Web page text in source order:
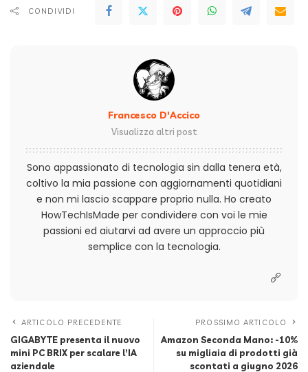
CONDIVIDI
Francesco D'Accico
Visualizza altri post
Sono appassionato di tecnologia sin dalla tenera età,
coltivo la mia passione con aggiornamenti quotidiani
e non mi lascio scappare proprio nulla. Ho creato
HowTechIsMade per condividere con voi le mie
passioni ed aiutarvi ad avere un approccio più
semplice con la tecnologia.
ARTICOLO PRECEDENTE
GIGABYTE presenta il nuovo
mini PC BRIX per scalare l’IA
aziendale
PROSSIMO ARTICOLO
Amazon Seconda Mano: -10%
su migliaia di prodotti già
scontati a giugno 2026